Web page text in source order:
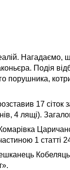
Нагадаємо,
Подія
порушника,
17
4 лящі).
1 статті